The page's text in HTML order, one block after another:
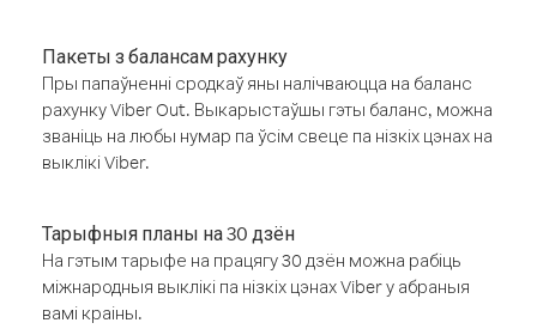
Пакеты з балансам рахунку
Пры папаўненні сродкаў яны налічваюцца на баланс
рахунку Viber Out. Выкарыстаўшы гэты баланс, можна
званіць на любы нумар па ўсім свеце па нізкіх цэнах на
выклікі Viber.
Тарыфныя планы на 30 дзён
На гэтым тарыфе на працягу 30 дзён можна рабіць
міжнародныя выклікі па нізкіх цэнах Viber у абраныя
вамі краіны.